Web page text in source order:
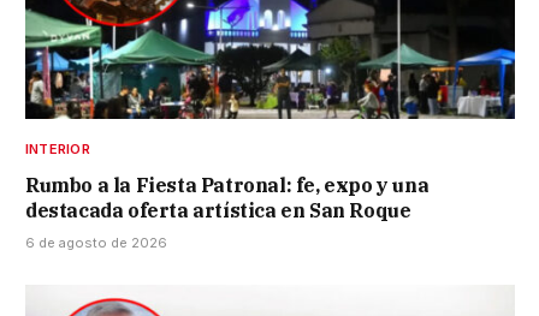
INTERIOR
Rumbo a la Fiesta Patronal: fe, expo y una
destacada oferta artística en San Roque
6 de agosto de 2026